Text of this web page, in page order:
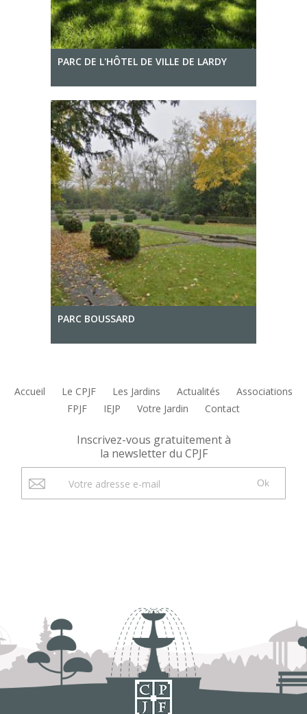
PARC DE L'HÔTEL DE VILLE DE LARDY
PARC BOUSSARD
Accueil Le CPJF Les Jardins Actualités
Associations
FPJF
IEJP Votre Jardin Contact
Inscrivez-vous gratuitement à
la newsletter du CPJF
Ok